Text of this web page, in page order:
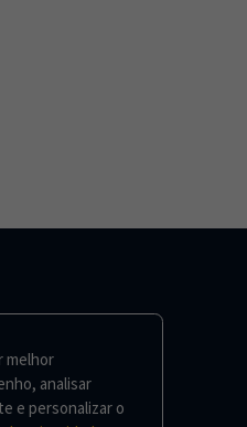
melhor
analisar
e personalizar o